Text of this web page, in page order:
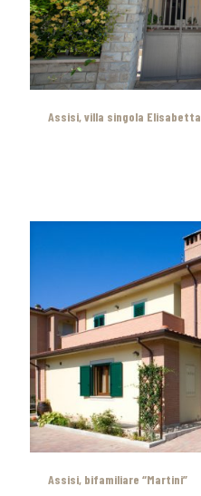
Assisi, villa singola Elisabetta
Assisi, bifamiliare “Martini”